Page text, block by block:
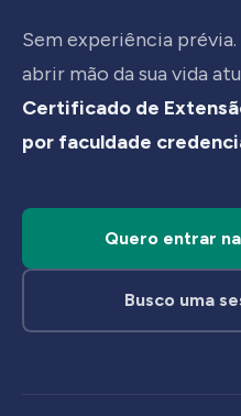
Sem experiência
abrir mão da sua vida
Certificado de
por faculdade
Quero entrar
Busco uma